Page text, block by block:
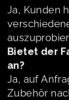
Ja, Kunden
Bietet der
an?
Ja, auf
Zubehör